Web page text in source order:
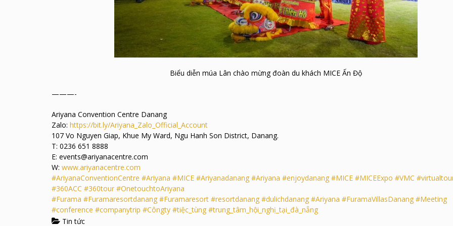
Biểu diễn múa Lân chào mừng đoàn du khách MICE Ấn Độ
———-
Ariyana Convention Centre Danang
Zalo: https://bit.ly/Ariyana_Zalo_Official_Account
107 Vo Nguyen Giap, Khue My Ward, Ngu Hanh Son District, Danang.
T: 0236 651 8888
E: events@ariyanacentre.com
W: www.ariyanacentre.com
#AriyanaConventionCentre #Ariyana #MICE #Ariyanadanang #Ariyana #enjoydanang #MICE #MICEExpo #VMC
#360ACC #360tour #OnetouchtoAriyana
#Furama #Furamaresortdanang #Furamaresort #resortdanang #dulichdanang #Ariyana #FuramaVillasDanang #Meeting
#conference #companytrip #Côngty #tiệc_tùng #trung_tâm_hội_nghị_tại_đà_nẵng
Tin tức